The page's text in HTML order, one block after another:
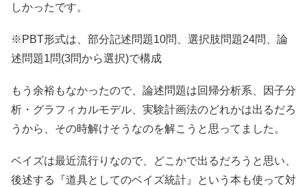
しかったです。
※PBT形式は、部分記述問題10問、選択肢問題24問、論
述問題1問(3問から選択)で構成
もう余裕もなかったので、論述問題は回帰分析系、因子分
析・グラフィカルモデル、実験計画法のどれかは出るだろ
うから、その時解けそうなのを解こうと思ってました。
ベイズは最近流行りなので、どこかで出るだろうと思い、
後述する『道具としてのベイズ統計』という本も使って対